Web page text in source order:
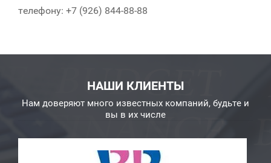
телефону: +7 (926) 844-88-88
НАШИ КЛИЕНТЫ
Нам доверяют много известных компаний, будьте и
вы в их числе